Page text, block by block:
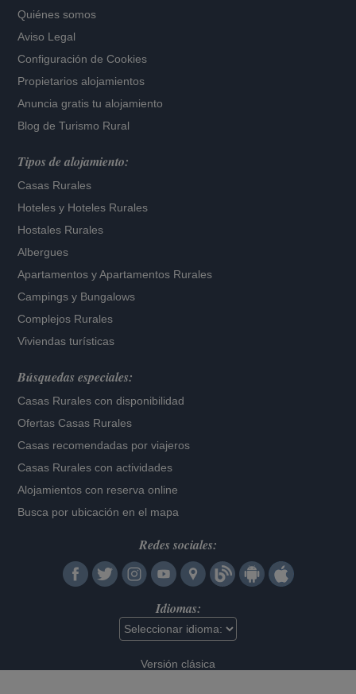
Quiénes somos
Aviso Legal
Configuración de Cookies
Propietarios alojamientos
Anuncia gratis tu alojamiento
Blog de Turismo Rural
Tipos de alojamiento:
Casas Rurales
Hoteles y Hoteles Rurales
Hostales Rurales
Albergues
Apartamentos yApartamentos Rurales
Campings y Bungalows
Complejos Rurales
Viviendas turísticas
Búsquedas especiales:
Casas Rurales con disponibilidad
Ofertas Casas Rurales
Casas recomendadas por viajeros
Casas Rurales con actividades
Alojamientos con reserva online
Busca por ubicación en el mapa
Redes sociales:
Idiomas:
Versión clásica